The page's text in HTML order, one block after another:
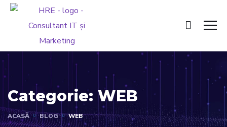
Categorie: WEB
ACASĂ BLOG WEB